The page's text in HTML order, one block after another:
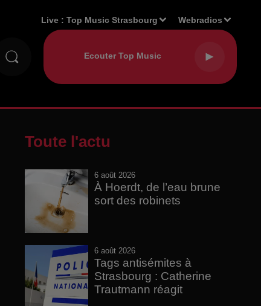
Live :Top Music Strasbourg Webradios
Toute l'actu
6 août 2026
À Hoerdt, de l’eau brune
sort des robinets
6 août 2026
Tags antisémites à
Strasbourg : Catherine
Trautmann réagit